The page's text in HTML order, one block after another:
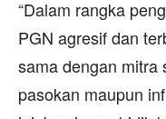
“Dalam rangka
PGN agresif dan
sama dengan mitra
pasokan maupun